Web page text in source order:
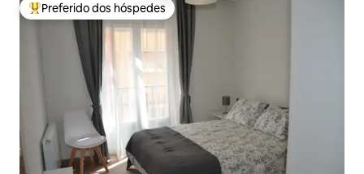
Entre os melhores preferidos dos hóspedes
Preferido dos hóspedes